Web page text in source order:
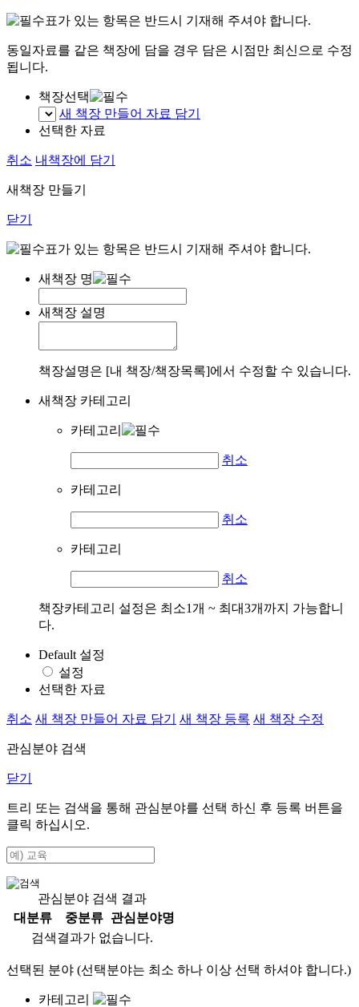
표가 있는 항목은 반드시 기재해 주셔야 합니다.
동일자료를 같은 책장에 담을 경우 담은 시점만 최신으로 수정
됩니다.
책장선택
새 책장 만들어 자료 담기
선택한 자료
취소 내책장에 담기
새책장 만들기
닫기
표가 있는 항목은 반드시 기재해 주셔야 합니다.
새책장 명
새책장 설명
책장설명은 [내 책장/책장목록]에서 수정할 수 있습니다.
새책장 카테고리
카테고리
취소
카테고리
취소
카테고리
취소
책장카테고리 설정은 최소1개 ~ 최대3개까지 가능합니
다.
Default 설정
설정
선택한 자료
취소 새 책장 만들어 자료 담기 새 책장 등록 새 책장 수정
관심분야 검색
닫기
트리 또는 검색을 통해 관심분야를 선택 하신 후 등록 버튼을
클릭 하십시오.
관심분야 검색 결과
대분류
중분류
관심분야명
검색결과가 없습니다.
선택된 분야 (선택분야는 최소 하나 이상 선택 하셔야 합니다.)
카테고리